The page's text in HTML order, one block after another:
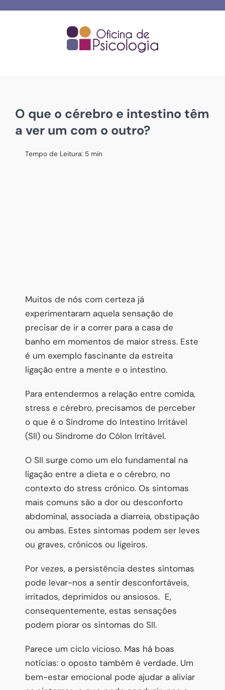
O que o cérebro e intestino têm
a ver um com o outro?
Tempo de Leitura: 5 min
Muitos de nós com certeza já
experimentaram aquela sensação de
precisar de ir a correr para a casa de
banho em momentos de maior stress. Este
é um exemplo fascinante da estreita
ligação entre a mente e o intestino.
Para entendermos a relação entre comida,
stress e cérebro, precisamos de perceber
o que é o Síndrome do Intestino Irritável
(SII) ou Síndrome do Cólon Irritável.
O SII surge como um elo fundamental na
ligação entre a dieta e o cérebro, no
contexto do stress crónico. Os sintomas
mais comuns são a dor ou desconforto
abdominal, associada a diarreia, obstipação
ou ambas. Estes sintomas podem ser leves
ou graves, crónicos ou ligeiros.
Por vezes, a persistência destes sintomas
pode levar-nos a sentir desconfortáveis,
irritados, deprimidos ou ansiosos. E,
consequentemente, estas sensações
podem piorar os sintomas do SII.
Parece um ciclo vicioso. Mas há boas
notícias: o oposto também é verdade. Um
bem-estar emocional pode ajudar a aliviar